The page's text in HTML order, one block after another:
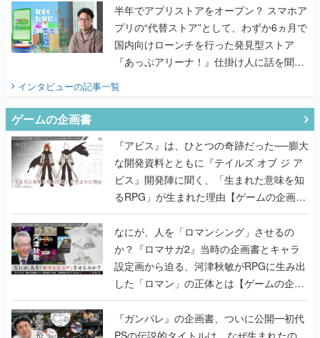
『あっぷアリーナ！』仕掛け人に話を聞い
てみた
インタビューの記事一覧
『アビス』は、ひとつの奇跡だった──膨大
な開発資料とともに『テイルズ オブ ジ ア
るRPG」が生まれた理由【ゲームの企画
書】
なにが、人を「ロマンシング」させるの
か？『ロマサガ2』当時の企画書とキャラ
設定画から迫る、河津秋敏がRPGに生み出
した「ロマン」の正体とは【ゲームの企画
書】
『ガンパレ』の企画書、ついに公開━初代
PSの伝説的タイトルは、なぜ生まれたの
か？そして『LOOP8』へ受け継がれたもの
【ゲームの企画書】